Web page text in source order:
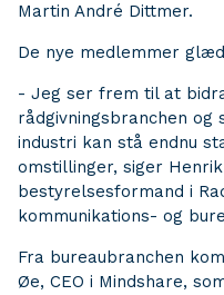
Martin André Dittmer.
De nye medlemmer
- Jeg ser frem til at
rådgivningsbranchen og
industri kan stå endnu
omstillinger, siger
bestyrelsesformand i
kommunikations- og
Fra bureaubranchen
Øe, CEO i Mindshare,